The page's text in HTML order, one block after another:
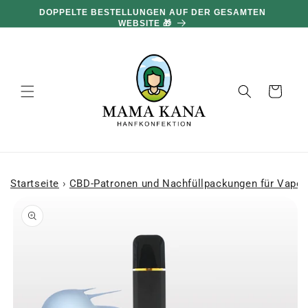
und zumDOPPELTE BESTELLUNGEN AUF DER GESAMTEN
WEBSITE 🎁
Warenkorb
Startseite › CBD-Patronen und Nachfüllpackungen für Vape